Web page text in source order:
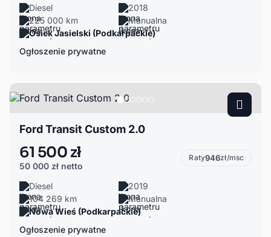
Diesel
2018
225 000 km
Manualna
Osiek Jasielski (Podkarpackie)
Ogłoszenie prywatne
Ford Transit Custom 2.0
61 500 zł
50 000 zł netto
Raty946zł/msc
Diesel
2019
104 269 km
Manualna
Nowa Wieś (Podkarpackie)
Ogłoszenie prywatne